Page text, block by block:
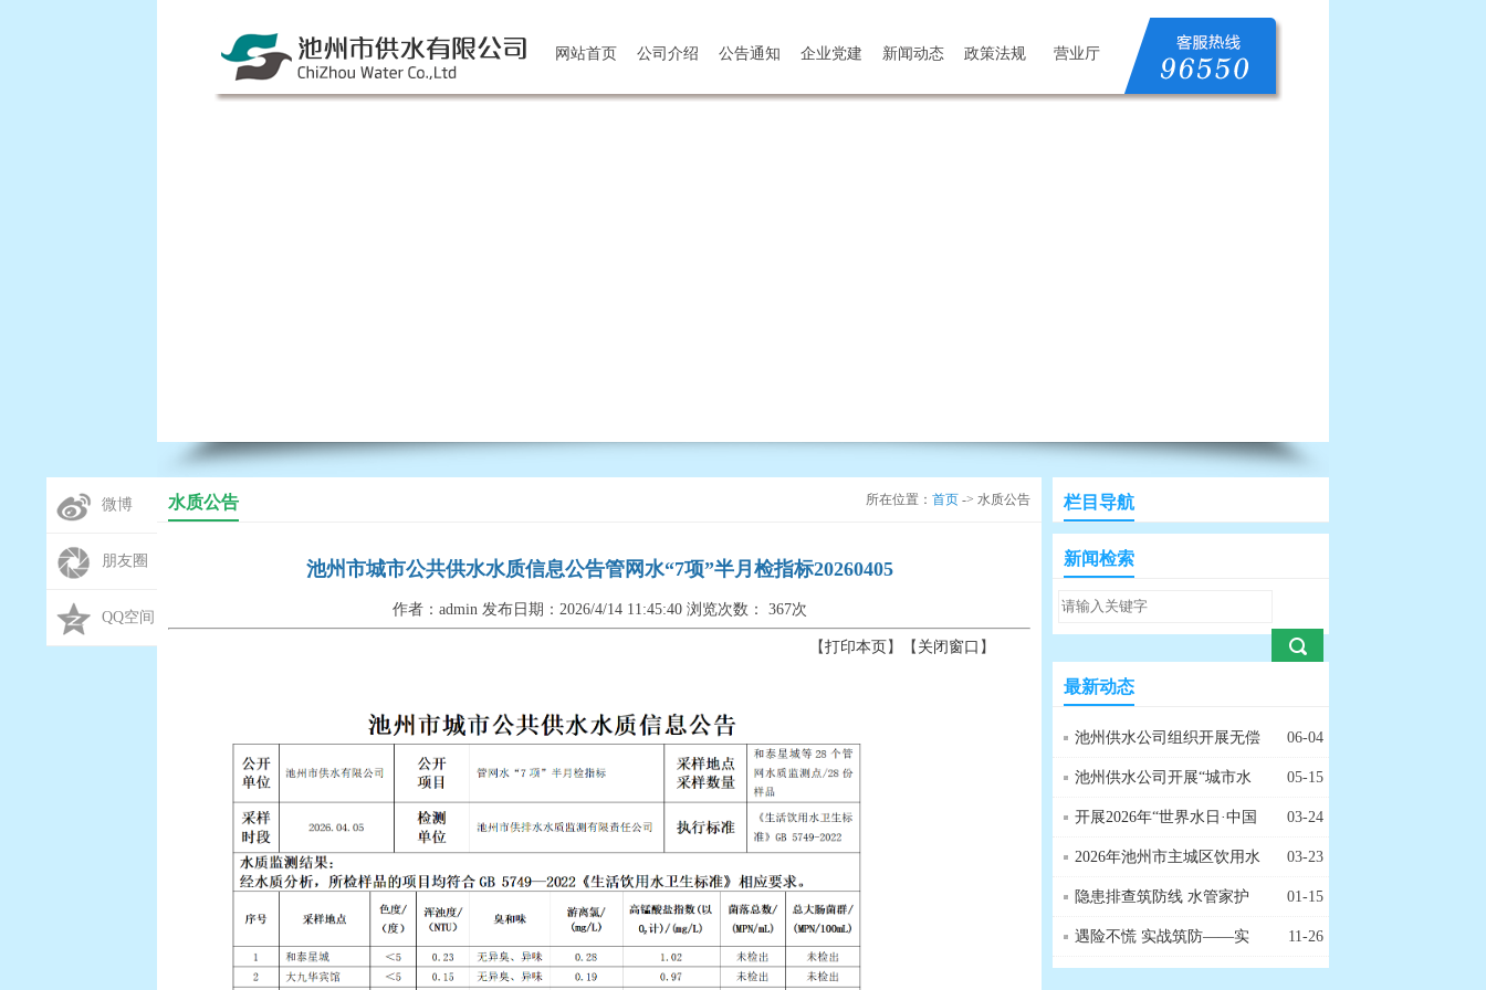
网站首页 公司介绍 公告通知 企业党建 新闻动态 政策法规 营业厅
微博
朋友圈
QQ空间
水质公告 所在位置： 首页 -> 水质公告
池州市城市公共供水水质信息公告管网水“7项”半月检指标20260405
作者：admin 发布日期：2026/4/14 11:45:40 浏览次数： 367次
【打印本页 】【 关闭窗口 】
栏目导航
新闻检索
最新动态
池州供水公司组织开展无偿
献血公益活动
06-04
池州供水公司开展“城市水
管家，暖心千万家”主题宣
传活动
05-15
开展2026年“世界水日·中国
水周”主题宣传活动
03-24
2026年池州市主城区饮用水
水质监测工作会商会顺利召
开
03-23
隐患排查筑防线 水管家护
航暖冬
01-15
遇险不慌 实战筑防——实 11-26